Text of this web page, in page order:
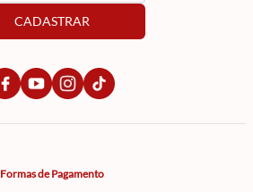
CADASTRAR
Formas de Pagamento